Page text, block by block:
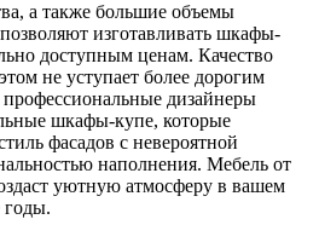
а также большие объемы
изготавливать шкафы-
доступным ценам. Качество
не уступает более дорогим
дизайнеры
шкафы-купе, которые
фасадов с невероятной
наполнения. Мебель от
уютную атмосферу в вашем
годы.